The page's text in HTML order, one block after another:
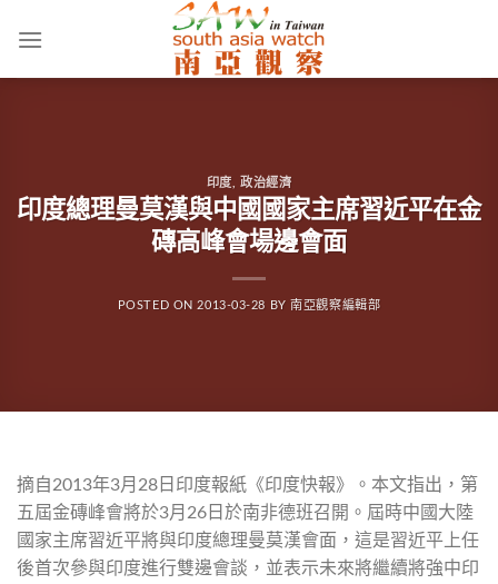
印度 政治經濟
印度總理曼莫漢與中國國家主席習近平在金
磚高峰會場邊會面
POSTED ON2013-03-28 BY 南亞觀察編輯部
摘自2013年3月28日印度報紙《印度快報》。本文指出，第
五屆金磚峰會將於3月26日於南非德班召開。屆時中國大陸
國家主席習近平將與印度總理曼莫漢會面，這是習近平上任
後首次參與印度進行雙邊會談，並表示未來將繼續將強中印